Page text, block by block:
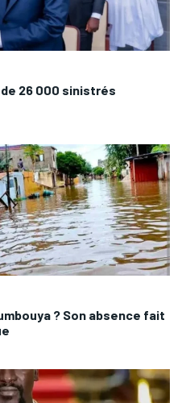
26 000 sinistrés
? Son absence fait